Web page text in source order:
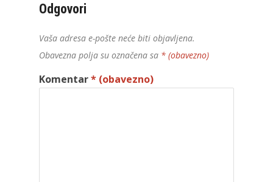
Odgovori
Vaša adresa e-pošte neće biti objavljena.
Obavezna polja su označena sa * (obavezno)
Komentar* (obavezno)